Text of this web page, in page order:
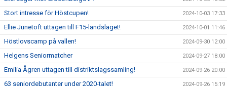
Stort intresse för Höstcupen! 2024-10-03 17:33
Ellie Junetoft uttagen till F15-landslaget! 2024-10-01 11:46
Höstlovscamp på vallen! 2024-09-30 12:00
Helgens Seniormatcher 2024-09-27 18:00
Emilia Ågren uttagen till distriktslagssamling! 2024-09-26 20:00
63 seniordebutanter under 2020-talet! 2024-09-26 15:19